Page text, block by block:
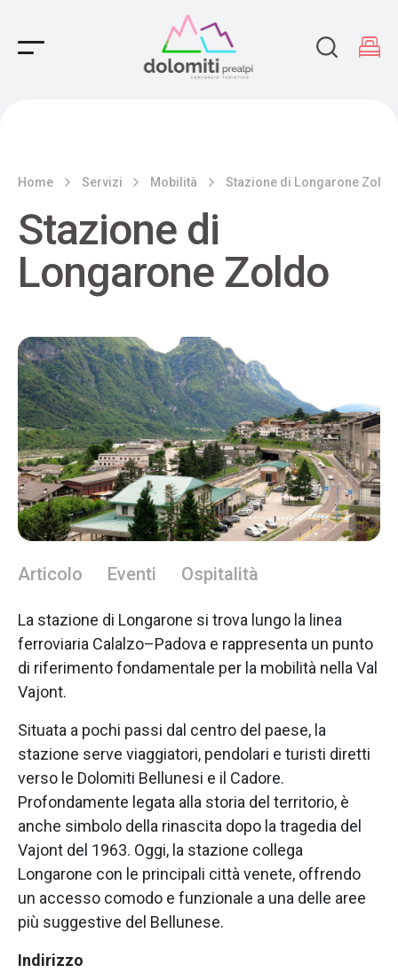
Main Navigation
Home Servizi Mobilità Stazione di Longarone Zoldo
Stazione di
Longarone Zoldo
Articolo Eventi Ospitalità
La stazione di Longarone si trova lungo la linea
ferroviaria Calalzo–Padova e rappresenta un punto
di riferimento fondamentale per la mobilità nella Val
Vajont.
Situata a pochi passi dal centro del paese, la
stazione serve viaggiatori, pendolari e turisti diretti
verso le Dolomiti Bellunesi e il Cadore.
Profondamente legata alla storia del territorio, è
anche simbolo della rinascita dopo la tragedia del
Vajont del 1963. Oggi, la stazione collega
Longarone con le principali città venete, offrendo
un accesso comodo e funzionale a una delle aree
più suggestive del Bellunese.
Indirizzo